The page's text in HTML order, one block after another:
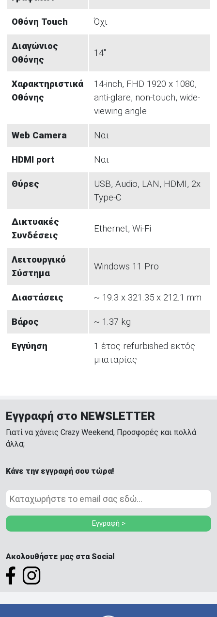
Οθόνη Touch Όχι
Διαγώνιος
Οθόνης
14"
Χαρακτηριστικά
Οθόνης
14-inch, FHD 1920 x 1080,
anti-glare, non-touch, wide-
viewing angle
Web Camera Ναι
HDMI port Ναι
Θύρες
USB, Audio, LAN, HDMI, 2x
Type-C
Δικτυακές
Συνδέσεις
Ethernet, Wi-Fi
Λειτουργικό
Σύστημα
Windows 11 Pro
Διαστάσεις ~ 19.3 x 321.35 x 212.1 mm
Βάρος ~ 1.37 kg
Εγγύηση
1 έτος refurbished εκτός
μπαταρίας
Εγγραφή στο NEWSLETTER
Γιατί να χάνεις Crazy Weekend, Προσφορές και πολλά
άλλα;
Κάνε την εγγραφή σου τώρα!
Εγγραφή >
Ακολουθήστε μας στα Social